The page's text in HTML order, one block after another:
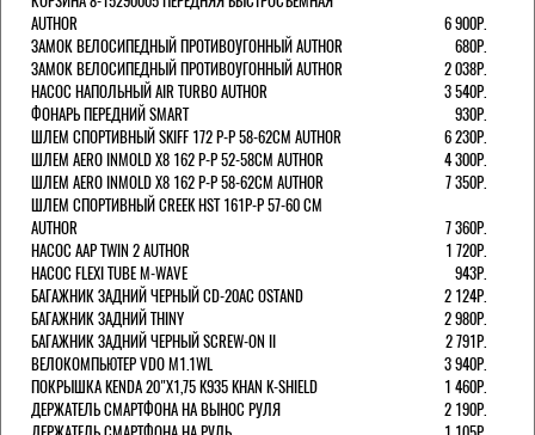
AUTHOR
6 900Р.
ЗАМОК ВЕЛОСИПЕДНЫЙ ПРОТИВОУГОННЫЙ AUTHOR
680Р.
ЗАМОК ВЕЛОСИПЕДНЫЙ ПРОТИВОУГОННЫЙ AUTHOR
2 038Р.
НАСОС НАПОЛЬНЫЙ AIR TURBO AUTHOR
3 540Р.
ФОНАРЬ ПЕРЕДНИЙ SMART
930Р.
ШЛЕМ СПОРТИВНЫЙ SKIFF 172 Р-Р 58-62СМ AUTHOR
6 230Р.
ШЛЕМ AERO INMOLD X8 162 Р-Р 52-58СМ AUTHOR
4 300Р.
ШЛЕМ AERO INMOLD X8 162 Р-Р 58-62СМ AUTHOR
7 350Р.
ШЛЕМ СПОРТИВНЫЙ CREEK HST 161Р-Р 57-60 СМ
AUTHOR
7 360Р.
НАСОС AAP TWIN 2 AUTHOR
1 720Р.
НАСОС FLEXI TUBE M-WAVE
943Р.
БАГАЖНИК ЗАДНИЙ ЧЕРНЫЙ СD-20AC OSTAND
2 124Р.
БАГАЖНИК ЗАДНИЙ THINY
2 980Р.
БАГАЖНИК ЗАДНИЙ ЧЕРНЫЙ SCREW-ON II
2 791Р.
ВЕЛОКОМПЬЮТЕР VDO M1.1WL
3 940Р.
ПОКРЫШКА KENDA 20"Х1,75 K935 KHAN K-SHIELD
1 460Р.
ДЕРЖАТЕЛЬ СМАРТФОНА НА ВЫНОС РУЛЯ
2 190Р.